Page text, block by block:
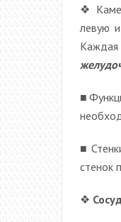
❖
левую
■
стенок
❖